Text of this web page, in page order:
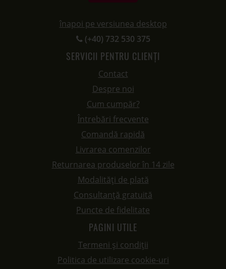
înapoi pe versiunea desktop
(+40) 732 530 375
SERVICII PENTRU CLIENȚI
Contact
Despre noi
Cum cumpăr?
Întrebări frecvente
Comandă rapidă
Livrarea comenzilor
Returnarea produselor în 14 zile
Modalități de plată
Consultanță gratuită
Puncte de fidelitate
PAGINI UTILE
Termeni și condiții
Politica de utilizare cookie-uri